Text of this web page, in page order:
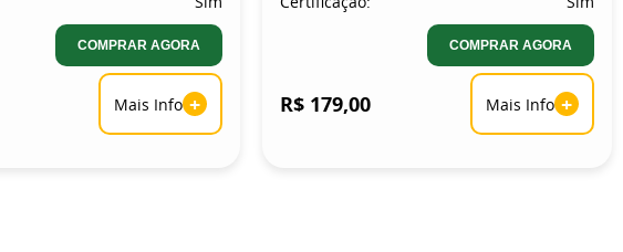
COMPRAR AGORA
Mais Info +
COMPRAR AGORA
R$ 179,00 Mais Info +